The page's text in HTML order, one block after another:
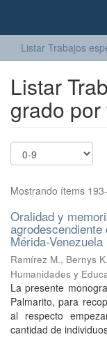
Listar Trabajos
Listar
grado
Mostrando ítems
Oralidad y
Mérida-Venezuela
Ramírez M., Bernys K.
Humanidades y
La presente
Palmarito, para
al respecto
cantidad de